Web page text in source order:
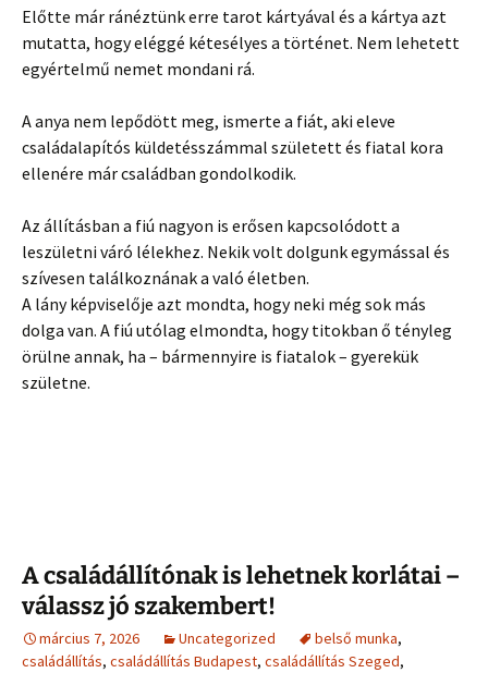
Előtte már ránéztünk erre tarot kártyával és a kártya azt
mutatta, hogy eléggé kétesélyes a történet. Nem lehetett
egyértelmű nemet mondani rá.
A anya nem lepődött meg, ismerte a fiát, aki eleve
családalapítós küldetésszámmal született és fiatal kora
ellenére már családban gondolkodik.
Az állításban a fiú nagyon is erősen kapcsolódott a
leszületni váró lélekhez. Nekik volt dolgunk egymással és
szívesen találkoznának a való életben.
A lány képviselője azt mondta, hogy neki még sok más
dolga van. A fiú utólag elmondta, hogy titokban ő tényleg
örülne annak, ha – bármennyire is fiatalok – gyerekük
születne.
A családállítónak is lehetnek korlátai –
válassz jó szakembert!
március 7, 2026 Uncategorized belső munka,
családállítás, családállítás Budapest, családállítás Szeged,